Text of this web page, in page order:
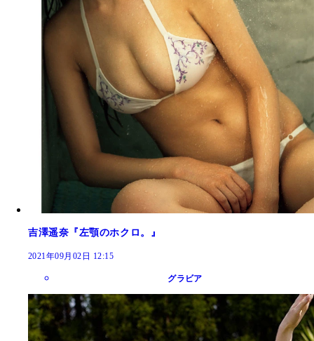
吉澤遥奈『左顎のホクロ。』
2021年09月02日 12:15
グラビア